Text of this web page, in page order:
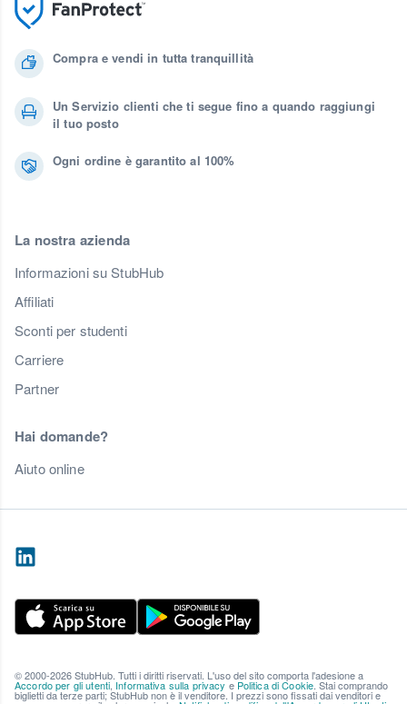
Compra e vendi in tutta tranquillità
Un Servizio clienti che ti segue fino a quando raggiungi
il tuo posto
Ogni ordine è garantito al 100%
La nostra azienda
Informazioni su StubHub
Affiliati
Sconti per studenti
Carriere
Partner
Hai domande?
Aiuto online
© 2000-2026 StubHub. Tutti i diritti riservati. L'uso del sito comporta l'adesione a
Accordo per gli utenti, Informativa sulla privacy e Politica di Cookie. Stai comprando
biglietti da terze parti; StubHub non è il venditore. I prezzi sono fissati dai venditori e